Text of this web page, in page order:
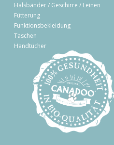
Halsbänder / Geschirre / Leinen
Fütterung
Funktionsbekleidung
Taschen
Handtücher